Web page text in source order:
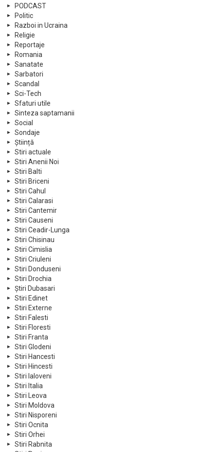
PODCAST
Politic
Razboi in Ucraina
Religie
Reportaje
Romania
Sanatate
Sarbatori
Scandal
Sci-Tech
Sfaturi utile
Sinteza saptamanii
Social
Sondaje
Știință
Stiri actuale
Stiri Anenii Noi
Stiri Balti
Stiri Briceni
Stiri Cahul
Stiri Calarasi
Stiri Cantemir
Stiri Causeni
Stiri Ceadir-Lunga
Stiri Chisinau
Stiri Cimislia
Stiri Criuleni
Stiri Donduseni
Stiri Drochia
Știri Dubasari
Stiri Edinet
Stiri Externe
Stiri Falesti
Stiri Floresti
Stiri Franta
Stiri Glodeni
Stiri Hancesti
Stiri Hincesti
Stiri Ialoveni
Stiri Italia
Stiri Leova
Stiri Moldova
Stiri Nisporeni
Stiri Ocnita
Stiri Orhei
Stiri Rabnita